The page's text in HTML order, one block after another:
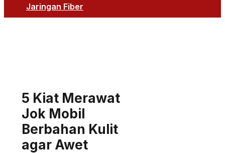
Jaringan Fiber
5 Kiat Merawat
Jok Mobil
Berbahan Kulit
agar Awet